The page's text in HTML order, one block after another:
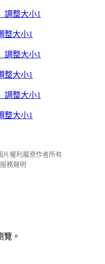
整大小1
整大小1
整大小1
片權利屬原作者所有
服務聲明
覽。